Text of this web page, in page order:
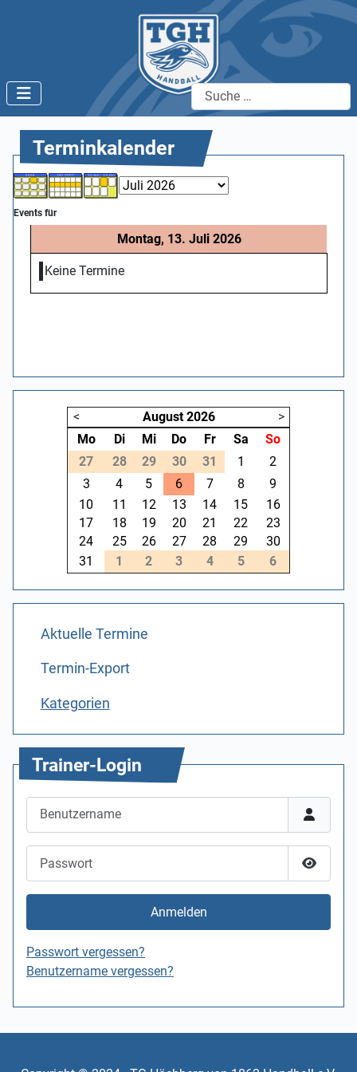
Suchen
Terminkalender
Events für
Montag, 13. Juli 2026
Keine Termine
< August 2026
>
Mo
Di Mi Do Fr Sa
So
27
28 29 30 31 1
2
3
4 5 6 7 8
9
10
11 12 13 14 15
16
17
18 19 20 21 22
23
24
25 26 27 28 29
30
31
1 2 3 4 5 6
Aktuelle Termine
Termin-Export
Kategorien
Trainer-Login
Anmelden
Passwort vergessen?
Benutzername vergessen?